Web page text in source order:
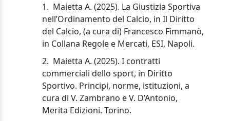
1. Maietta A. (2025). La Giustizia Sportiva
nell’Ordinamento del Calcio, in Il Diritto
del Calcio, (a cura di) Francesco Fimmanò,
in Collana Regole e Mercati, ESI, Napoli.
2. Maietta A. (2025). I contratti
commerciali dello sport, in Diritto
Sportivo. Principi, norme, istituzioni, a
cura di V. Zambrano e V. D’Antonio,
Merita Edizioni. Torino.